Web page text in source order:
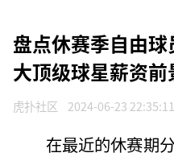
盘点休赛季自由
大顶级球星薪资
虎扑社区 2024-06-23 22:35:11
在最近的休赛期